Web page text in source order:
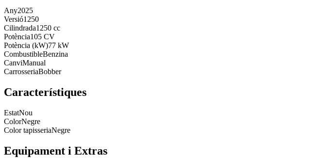
Any2025
Versió1250
Cilindrada1250 cc
Potència105 CV
Potència (kW)77 kW
CombustibleBenzina
CanviManual
CarrosseriaBobber
Característiques
EstatNou
ColorNegre
Color tapisseriaNegre
Equipament i Extras